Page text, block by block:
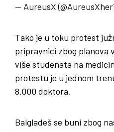
— AureusX
Tako je u toku protest
pripravnici zbog planova
više studenata na
protestu je u jednom
8.000 doktora.
Balgladeš se buni zbog